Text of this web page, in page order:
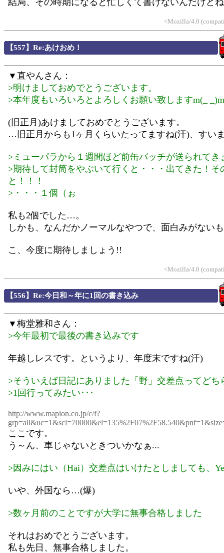
結局、その時期になると忙しくて書けないんだけど
<Mozilla/4.0
【557】Re:あけおめ！
▼直やんさん：
>明けましておめでとうございます。
>本年度もいろいろとよろしくお願い致しますm(_ _)m
(旧正月)あけましておめでとうございます。
…旧正月からも1ヶ月くらいたってますね(汗)、すい
>ミューパラから１週間ほど前缶バッチが送られてき
>期待して封筒をやぶいて行くと・・・出てきた！そ
と！！！
>・・・１個（ぉ
私も2個でした…。
しかも、なんだかノーマルなやつで、面白みがない
こ、今度に期待しましょう!!
<Mozilla/4.0
【556】Re:今日和～年に1回の書き込み
▼梅堂雅和さん：
>今年最初で最後の書き込みです
年越しレスです。というより、年度末ですね(汗)
>そういえば日記にありました「野」交差点ってどち
>1回行ってみたい･･･
http://www.mapion.co.jp/c/f?
ここです。
う～ん、車じゃないときついかなぁ...
>因みにはい（Hai）交差点はいけたとしましても、
いや、外国なら…(爆)
>数ヶ月前のことですが大学に無事合格しました
それはおめでとうございます。
私も先日、無事合格しました。